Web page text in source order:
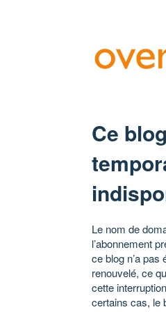
Ce
Le nom de
l’abonnement
ce blog n’a pas
renouvelé, ce
cette
certains cas, le